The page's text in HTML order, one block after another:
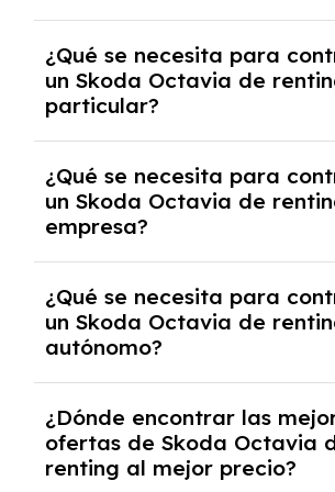
económica.
pero puede haber
cancelación anticipada. Es
las condiciones del contrato y
experto que te asesore.
¿Qué se necesita para
un Skoda Octavia de
particular?
y, en algunos casos, una
crediticia y un pago inicial.
¿Qué se necesita para
un Skoda Octavia de
empresa?
documentación financiera y, en
casos, un informe de solvencia
y un pago inicial.
¿Qué se necesita para
un Skoda Octavia de
autónomo?
autónomos, justificante de
algunos casos, un informe
inicial.
¿Dónde encontrar las
ofertas de Skoda Octavia
renting al mejor precio?